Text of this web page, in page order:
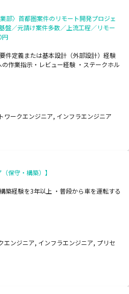
部〉首都圏案件のリモート開発プロジェ
盤／元請け案件多数／上流工程／リモー
円
件定義または基本設計（外部設計）経験
作業指示・レビュー経験 ・ステークホル
ワークエンジニア, インフラエンジニア
保守・構築）】
築経験を3年以上 ・普段から車を運転する
エンジニア, インフラエンジニア, プリセ